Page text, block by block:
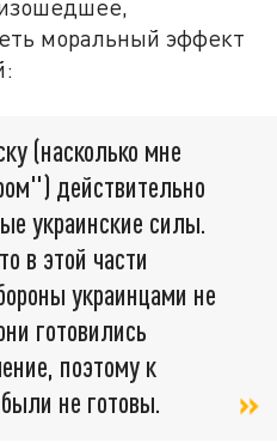
моральный эффект
(насколько мне
действительно
украинские силы.
в этой части
украинцами не
готовились
поэтому к
не готовы.